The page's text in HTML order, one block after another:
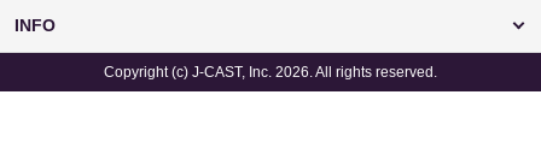
INFO
Copyright (c) J-CAST, Inc. 2026. All rights reserved.